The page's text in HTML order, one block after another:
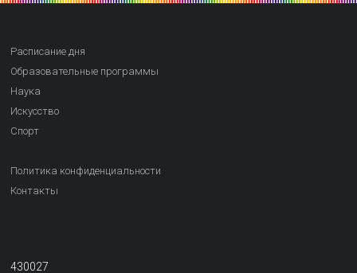
Расписание дня
Образовательные программы
Наука
Искусство
Спорт
Политика конфиденциальности
Контакты
430027